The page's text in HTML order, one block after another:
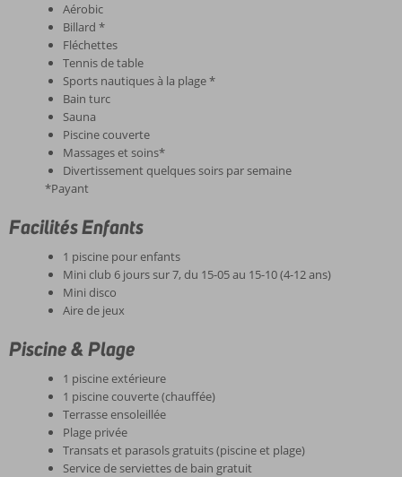
Aérobic
Billard *
Fléchettes
Tennis de table
Sports nautiques à la plage *
Bain turc
Sauna
Piscine couverte
Massages et soins*
Divertissement quelques soirs par semaine
*Payant
Facilités Enfants
1 piscine pour enfants
Mini club 6 jours sur 7, du 15-05 au 15-10 (4-12 ans)
Mini disco
Aire de jeux
Piscine & Plage
1 piscine extérieure
1 piscine couverte (chauffée)
Terrasse ensoleillée
Plage privée
Transats et parasols gratuits (piscine et plage)
Service de serviettes de bain gratuit